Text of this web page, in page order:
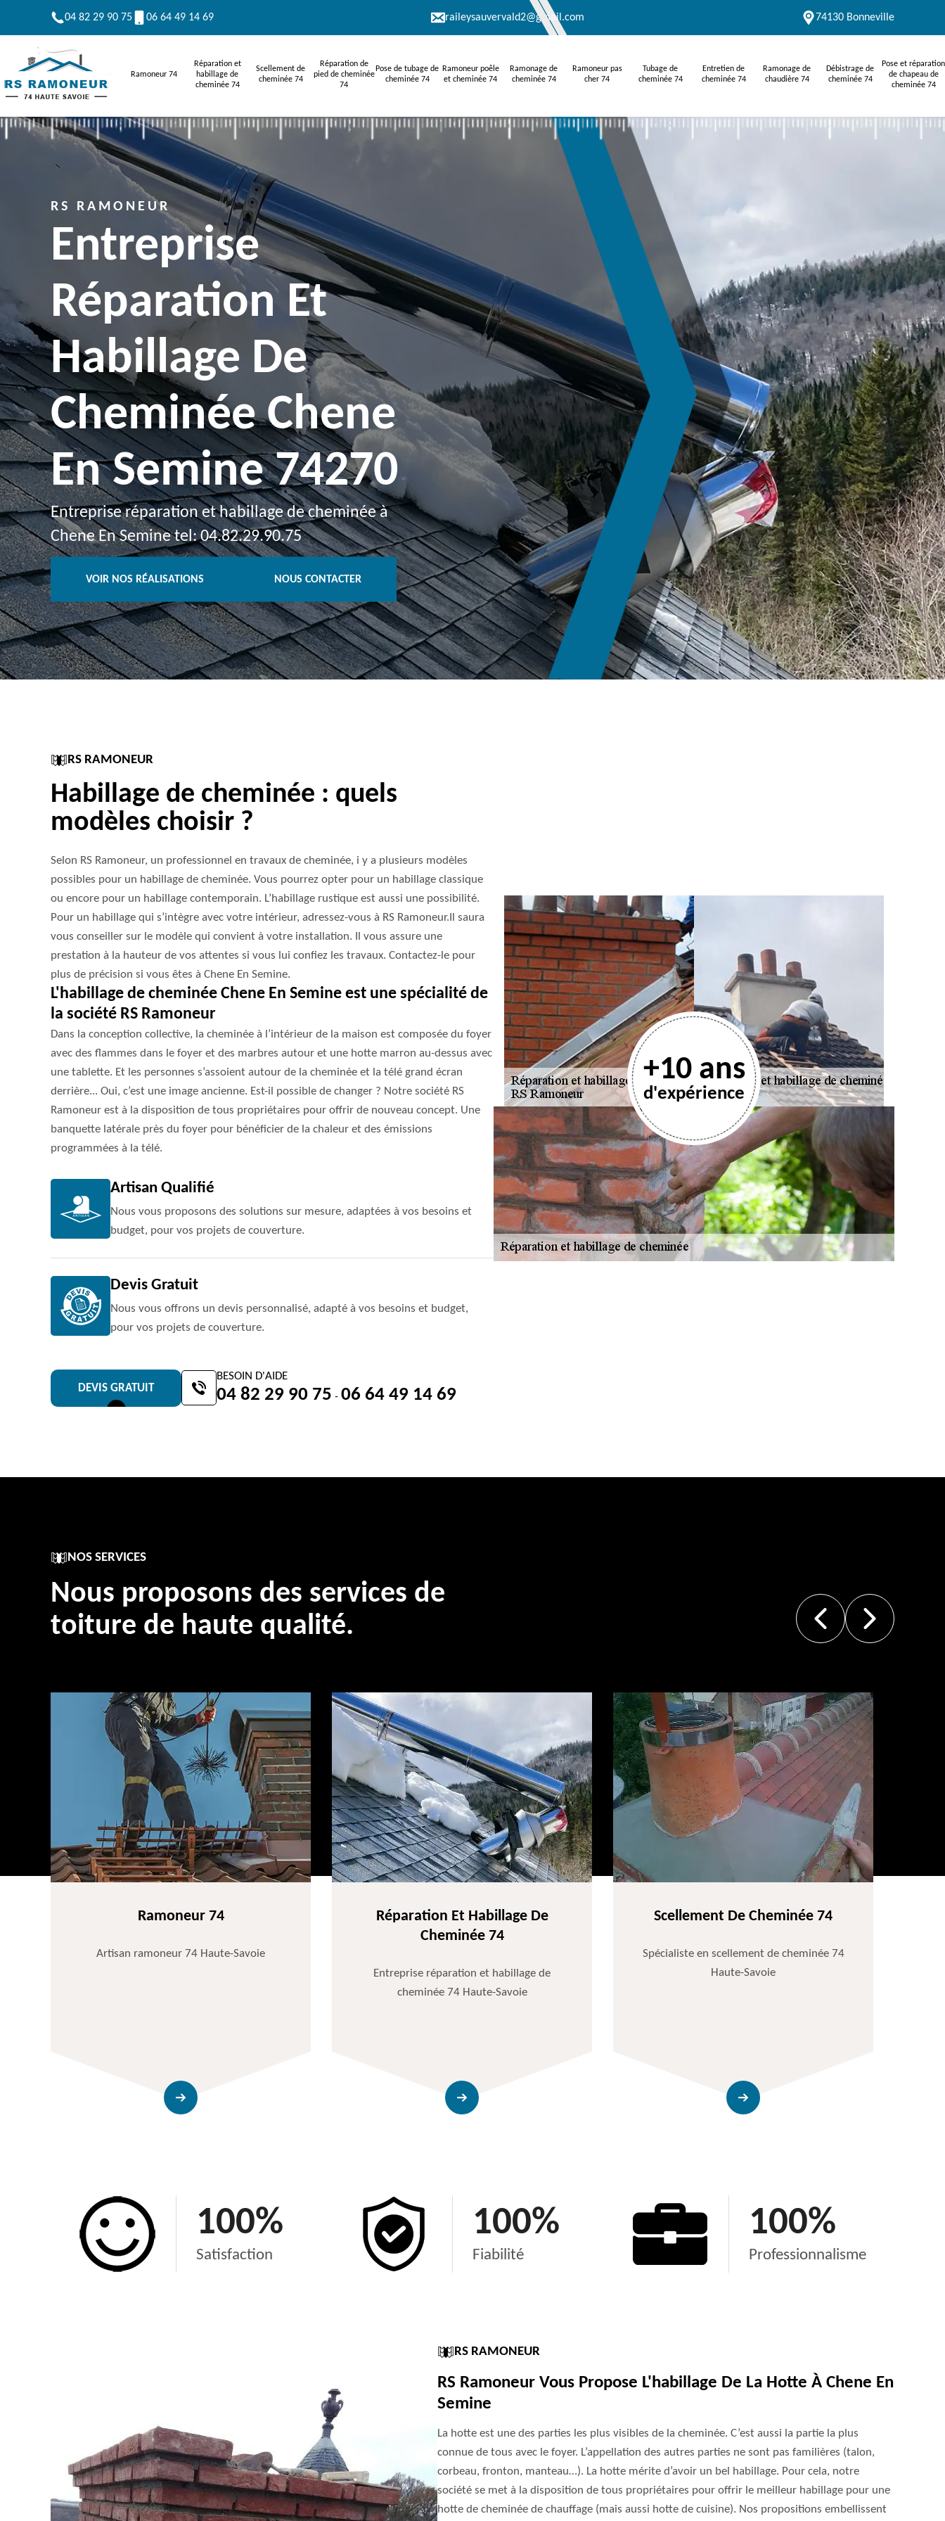
04 82 29 90 75 06 64 49 14 69 raileysauvervald2@gmail.com 74130 Bonneville
Ramoneur 74
Réparation et
habillage de
cheminée 74
Scellement de
cheminée 74
Réparation de
pied de cheminée
74
Pose de tubage de
cheminée 74
Ramoneur poêle
et cheminée 74
Ramonage de
cheminée 74
Ramoneur pas
cher 74
Tubage de
cheminée 74
Entretien de
cheminée 74
Ramonage de
chaudière 74
Débistrage de
cheminée 74
Pose et réparation
de chapeau de
cheminée 74
RS RAMONEUR
Entreprise
Réparation Et
Habillage De
Cheminée Chene
En Semine 74270
Entreprise réparation et habillage de cheminée à
Chene En Semine tel: 04.82.29.90.75
VOIR NOS RÉALISATIONS NOUS CONTACTER
RS RAMONEUR
Habillage de cheminée : quels
modèles choisir ?
Selon RS Ramoneur, un professionnel en travaux de cheminée, i y a plusieurs modèles
possibles pour un habillage de cheminée. Vous pourrez opter pour un habillage classique
ou encore pour un habillage contemporain. L’habillage rustique est aussi une possibilité.
Pour un habillage qui s’intègre avec votre intérieur, adressez-vous à RS Ramoneur.Il saura
vous conseiller sur le modèle qui convient à votre installation. Il vous assure une
prestation à la hauteur de vos attentes si vous lui confiez les travaux. Contactez-le pour
plus de précision si vous êtes à Chene En Semine.
L'habillage de cheminée Chene En Semine est une spécialité de
la société RS Ramoneur
Dans la conception collective, la cheminée à l’intérieur de la maison est composée du foyer
avec des flammes dans le foyer et des marbres autour et une hotte marron au-dessus avec
une tablette. Et les personnes s’assoient autour de la cheminée et la télé grand écran
derrière... Oui, c’est une image ancienne. Est-il possible de changer ? Notre société RS
Ramoneur est à la disposition de tous propriétaires pour offrir de nouveau concept. Une
banquette latérale près du foyer pour bénéficier de la chaleur et des émissions
programmées à la télé.
Artisan Qualifié
Nous vous proposons des solutions sur mesure, adaptées à vos besoins et
budget, pour vos projets de couverture.
Devis Gratuit
Nous vous offrons un devis personnalisé, adapté à vos besoins et budget,
pour vos projets de couverture.
DEVIS GRATUIT
BESOIN D'AIDE
04 82 29 90 75 - 06 64 49 14 69
+10 ans
d'expérience
NOS SERVICES
Nous proposons des services de
toiture de haute qualité.
Ramoneur 74
Artisan ramoneur 74 Haute-Savoie
Réparation Et Habillage De
Cheminée 74
Entreprise réparation et habillage de
cheminée 74 Haute-Savoie
Scellement De Cheminée 74
Spécialiste en scellement de cheminée 74
Haute-Savoie
100%
Satisfaction
100%
Fiabilité
100%
Professionnalisme
RS RAMONEUR
RS Ramoneur Vous Propose L'habillage De La Hotte À Chene En
Semine
La hotte est une des parties les plus visibles de la cheminée. C’est aussi la partie la plus
connue de tous avec le foyer. L’appellation des autres parties ne sont pas familières (talon,
corbeau, fronton, manteau…). La hotte mérite d’avoir un bel habillage. Pour cela, notre
société se met à la disposition de tous propriétaires pour offrir le meilleur habillage pour une
hotte de cheminée de chauffage (mais aussi hotte de cuisine). Nos propositions embellissent